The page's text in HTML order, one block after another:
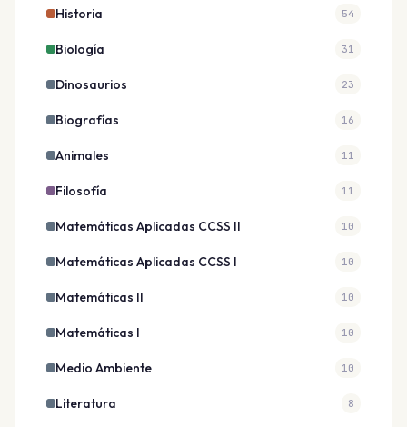
Historia 54
Biología 31
Dinosaurios 23
Biografías 16
Animales 11
Filosofía 11
Matemáticas Aplicadas CCSS II 10
Matemáticas Aplicadas CCSS I 10
Matemáticas II 10
Matemáticas I 10
Medio Ambiente 10
Literatura 8